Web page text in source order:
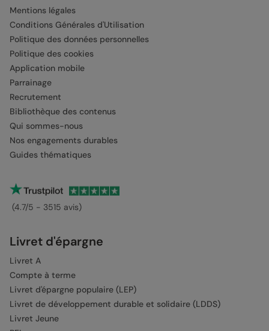
Mentions légales
Conditions Générales d'Utilisation
Politique des données personnelles
Politique des cookies
Application mobile
Parrainage
Recrutement
Bibliothèque des contenus
Qui sommes-nous
Nos engagements durables
Guides thématiques
(4.7/5 - 3515 avis)
Livret d'épargne
Livret A
Compte à terme
Livret d'épargne populaire (LEP)
Livret de développement durable et solidaire (LDDS)
Livret Jeune